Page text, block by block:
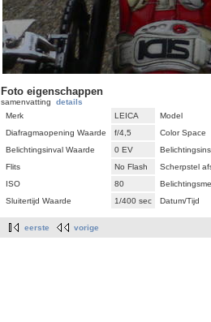
Foto eigenschappen
samenvatting details
Merk
LEICA
Model
Diafragmaopening Waarde
f/4,5
Color Space
Belichtingsinval Waarde
0 EV
Flits
No Flash
Scherpstel
ISO
80
Sluitertijd Waarde
1/400 sec Datum/Tijd
eerste vorige